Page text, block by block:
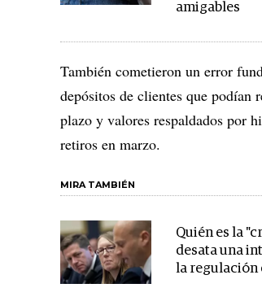
amigables
También cometieron un error
depósitos de clientes que podían
plazo y valores respaldados por
retiros en marzo.
MIRA TAMBIÉN
Quién es la
desata una
la regulación